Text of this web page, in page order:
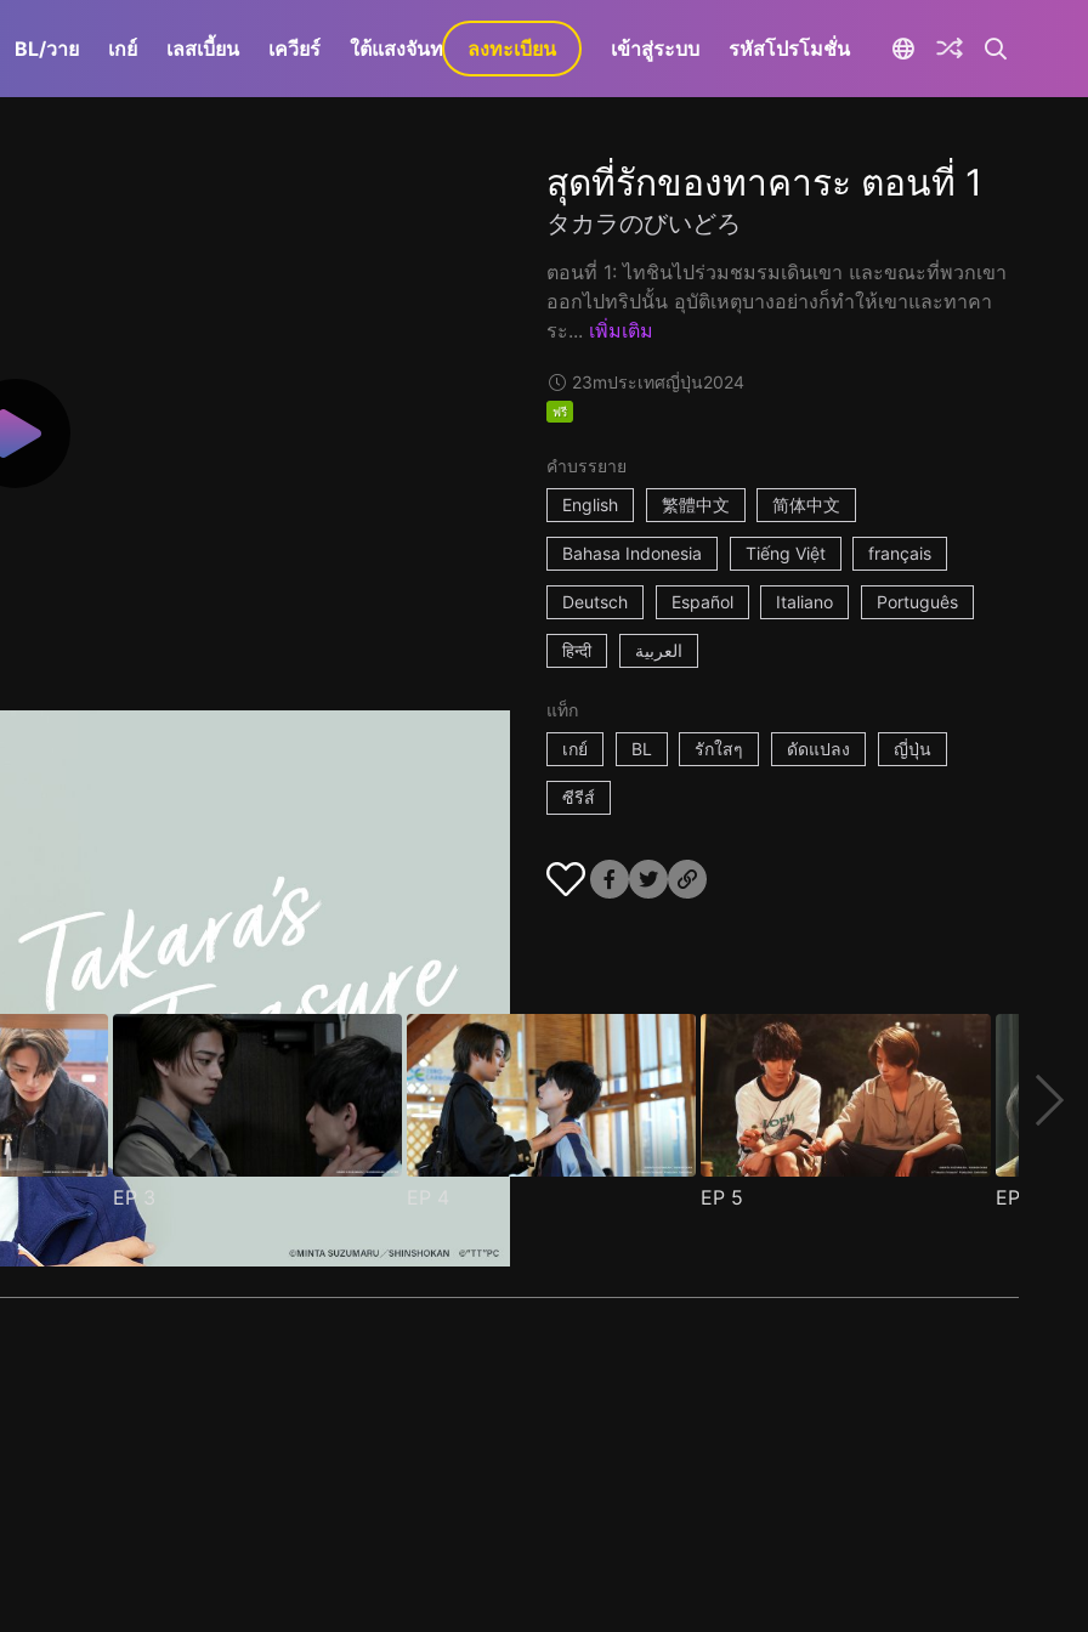
BL/วาย เกย์ เลสเบี้ยน เควียร์ ใต้แสงจันทร์ GaLa+
ลงทะเบียน เข้าสู่ระบบ รหัสโปรโมชั่น
สุดที่รักของทาคาระ ตอนที่ 1
タカラのびいどろ
ตอนที่ 1: ไทชินไปร่วมชมรมเดินเขา และขณะที่พวกเขา
ออกไปทริปนั้น อุบัติเหตุบางอย่างก็ทำให้เขาและทาคา
ระ... เพิ่มเติม
23mประเทศญี่ปุ่น2024
ฟรี
คำบรรยาย
English
繁體中文 简体中文
Bahasa Indonesia Tiếng Việt français
Deutsch Español Italiano Português
हिन्दी العربية
แท็ก
เกย์
BL รักใสๆ ดัดแปลง ญี่ปุ่น
ซีรีส์
EP 3 EP 5 EP